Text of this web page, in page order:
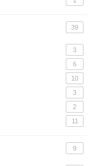
39
3
6
10
3
2
11
9